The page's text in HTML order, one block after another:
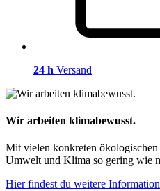
24 h Versand
Wir arbeiten klimabewusst.
Mit vielen konkreten
Umwelt und Klima so gering wie
Hier findest du weitere